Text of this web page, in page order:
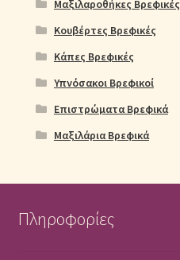
Μαξιλαροθήκες Βρεφικές
Κουβέρτες Βρεφικές
Κάπες Βρεφικές
Υπνόσακοι Βρεφικοί
Επιστρώματα Βρεφικά
Μαξιλάρια Βρεφικά
Πληροφορίες